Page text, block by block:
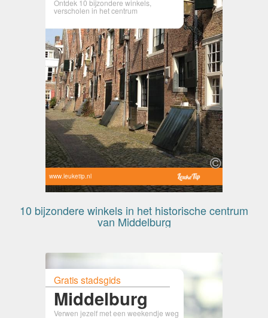
Ontdek 10 bijzondere winkels,
verscholen in het centrum
www.leuketip.nl
10 bijzondere winkels in het historische centrum
van Middelburg
Gratis stadsgids
Middelburg
Verwen jezelf met een weekendje weg